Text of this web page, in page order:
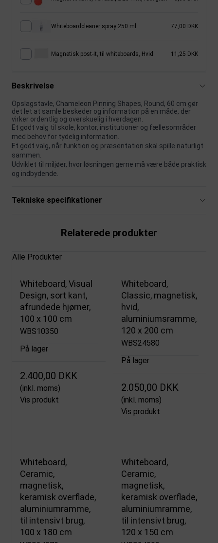
Whiteboardcleaner spray 250 ml 77,00 DKK
Magnetisk post-it, til whiteboards, Hvid 11,25 DKK
Beskrivelse
Opslagstavle, Chameleon Pinning Shapes, Round, 60 cm gør
det let at samle beskeder og information på en måde, der
virker ordentlig og overskuelig i hverdagen.
Et godt valg til skole, kontor, institutioner og fællesområder
med behov for tydelig information.
Et godt valg, når funktion og præsentation skal spille naturligt
sammen.
Udviklet til miljøer, hvor løsningen gerne må være både praktisk
og indbydende.
Tekniske specifikationer
Relaterede produkter
Alle Produkter
Whiteboard, Visual
Design, sort kant,
afrundede hjørner,
100 x 100 cm
WBS10350
På lager
2.400,00 DKK
(inkl. moms)
Vis produkt
Whiteboard,
Classic, magnetisk,
hvid,
aluminiumsramme,
120 x 200 cm
WBS24580
På lager
2.050,00 DKK
(inkl. moms)
Vis produkt
Whiteboard,
Ceramic,
magnetisk,
keramisk overflade,
aluminiumramme,
til intensivt brug,
100 x 180 cm
Whiteboard,
Ceramic,
magnetisk,
keramisk overflade,
aluminiumramme,
til intensivt brug,
120 x 150 cm